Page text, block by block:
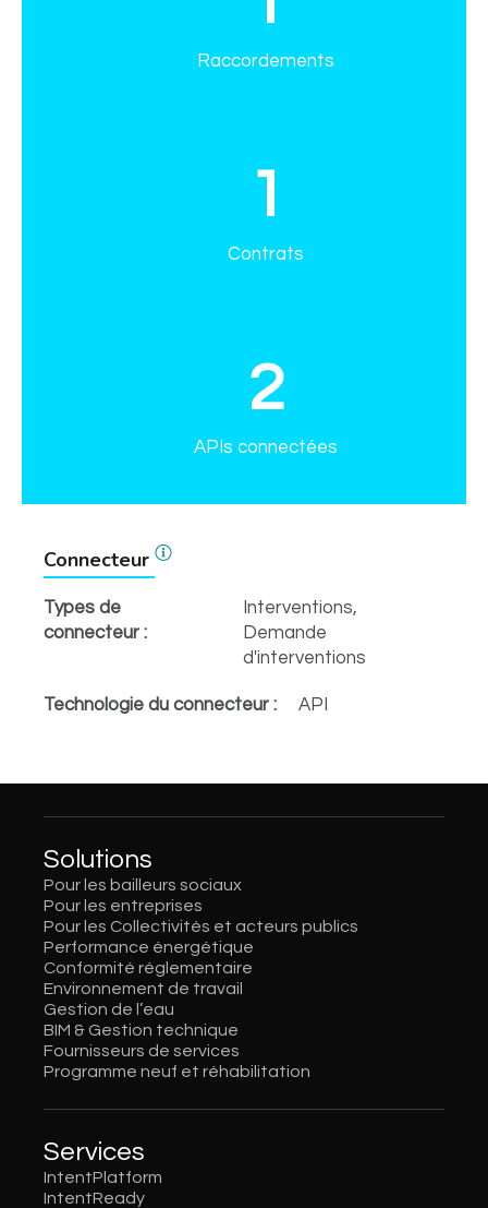
Raccordements
1
Contrats
2
APIs connectées
Connecteur
Types de
connecteur :
Interventions,
Demande
d'interventions
Technologie du connecteur : API
Solutions
Pour les bailleurs sociaux
Pour les entreprises
Pour les Collectivités et acteurs publics
Performance énergétique
Conformité réglementaire
Environnement de travail
Gestion de l’eau
BIM & Gestion technique
Fournisseurs de services
Programme neuf et réhabilitation
Services
IntentPlatform
IntentReady